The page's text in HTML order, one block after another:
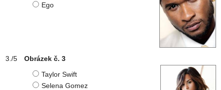
Ego
Obrázek č. 3
Taylor Swift
Selena Gomez